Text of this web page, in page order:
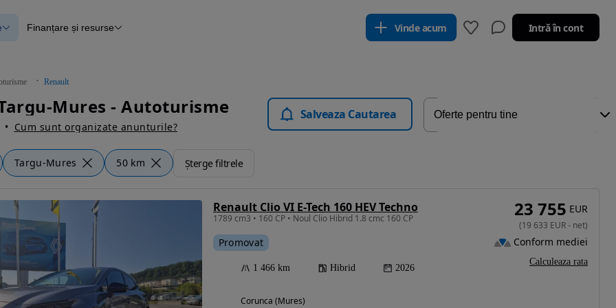
verificate
Blog Autovit.ro
Finanțare și resurse Vinde acum Intră în cont
Renault
Mures - Autoturisme
Cum sunt organizate anunturile?
Salveaza Cautarea
Targu-Mures 50 km Șterge filtrele
Renault Clio VI E-Tech 160 HEV Techno
1789 cm3 • 160 CP • Noul Clio Hibrid 1.8 cmc 160 CP
Promovat
1 466 km Hibrid 2026
Corunca (Mures)
23 755 EUR
(19 633 EUR- net)
Conform mediei
Calculeaza rata